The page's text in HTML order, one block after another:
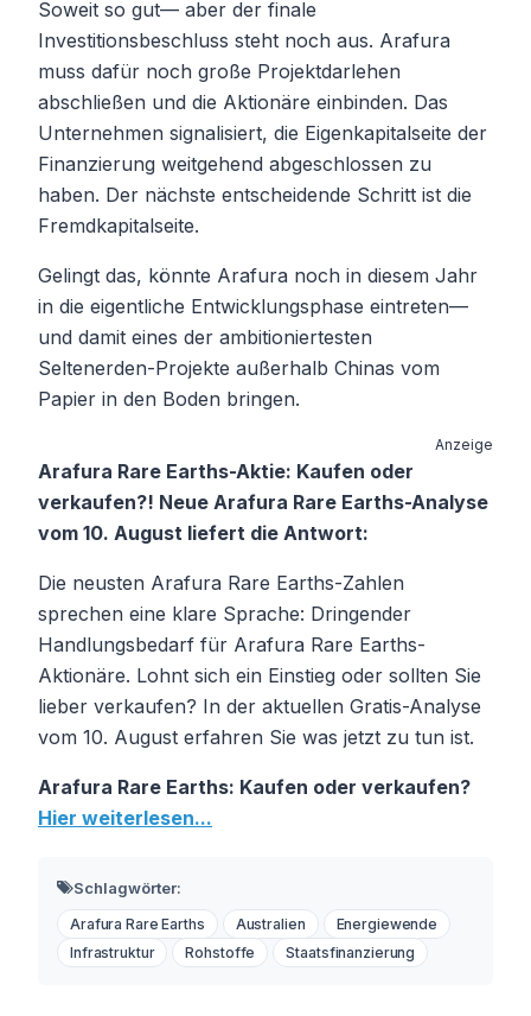
Soweit so gut— aber der finale
Investitionsbeschluss steht noch aus. Arafura
muss dafür noch große Projektdarlehen
abschließen und die Aktionäre einbinden. Das
Unternehmen signalisiert, die Eigenkapitalseite der
Finanzierung weitgehend abgeschlossen zu
haben. Der nächste entscheidende Schritt ist die
Fremdkapitalseite.
Gelingt das, könnte Arafura noch in diesem Jahr
in die eigentliche Entwicklungsphase eintreten—
und damit eines der ambitioniertesten
Seltenerden-Projekte außerhalb Chinas vom
Papier in den Boden bringen.
Anzeige
Arafura Rare Earths-Aktie: Kaufen oder
verkaufen?! Neue Arafura Rare Earths-Analyse
vom 10. August liefert die Antwort:
Die neusten Arafura Rare Earths-Zahlen
sprechen eine klare Sprache: Dringender
Handlungsbedarf für Arafura Rare Earths-
Aktionäre. Lohnt sich ein Einstieg oder sollten Sie
lieber verkaufen? In der aktuellen Gratis-Analyse
vom 10. August erfahren Sie was jetzt zu tun ist.
Arafura Rare Earths: Kaufen oder verkaufen?
Hier weiterlesen...
Schlagwörter:
Arafura Rare Earths Australien
Energiewende
Infrastruktur
Rohstoffe Staatsfinanzierung